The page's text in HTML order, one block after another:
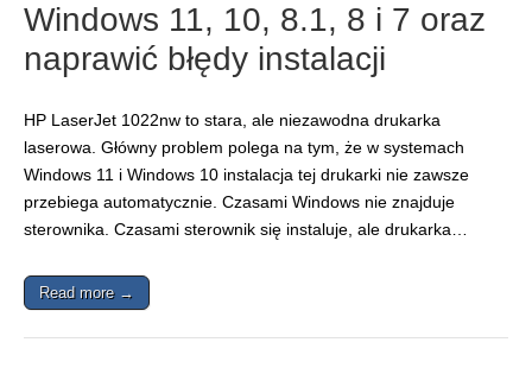
Windows 11, 10, 8.1, 8 i 7 oraz
naprawić błędy instalacji
HP LaserJet 1022nw to stara, ale niezawodna drukarka
laserowa. Główny problem polega na tym, że w systemach
Windows 11 i Windows 10 instalacja tej drukarki nie zawsze
przebiega automatycznie. Czasami Windows nie znajduje
sterownika. Czasami sterownik się instaluje, ale drukarka…
Read more →